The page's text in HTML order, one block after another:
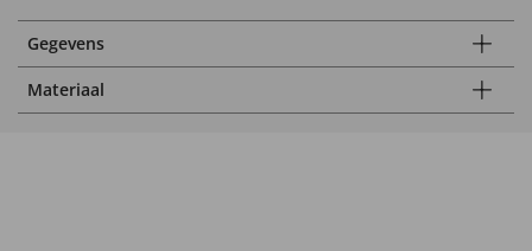
Gegevens
Materiaal